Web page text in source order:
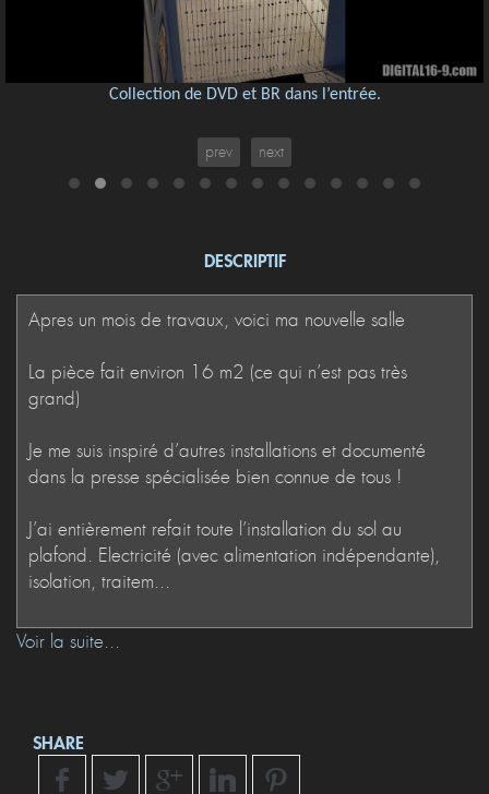
Collection de DVD et BR dans l’entrée.
prev next
DESCRIPTIF
Voir la suite...
SHARE